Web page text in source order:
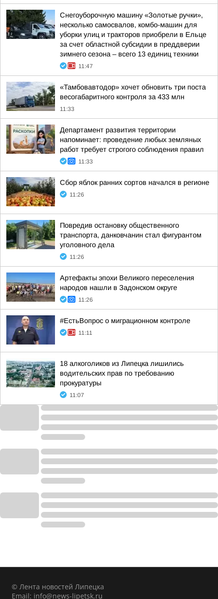
Снегоуборочную машину «Золотые ручки»,
несколько самосвалов, комбо-машин для
уборки улиц и тракторов приобрели в Ельце
за счет областной субсидии в преддверии
зимнего сезона – всего 13 единиц техники
11:47
«Тамбовавтодор» хочет обновить три поста
весогабаритного контроля за 433 млн
11:33
Департамент развития территории
напоминает: проведение любых земляных
работ требует строгого соблюдения правил
11:33
Сбор яблок ранних сортов начался в регионе
11:26
Повредив остановку общественного
транспорта, данковчанин стал фигурантом
уголовного дела
11:26
Артефакты эпохи Великого переселения
народов нашли в Задонском округе
11:26
#ЕстьВопрос о миграционном контроле
11:11
18 алкоголиков из Липецка лишились
водительских прав по требованию
прокуратуры
11:07
© Лента новостей Липецка
Email: info@news-lipetsk.ru